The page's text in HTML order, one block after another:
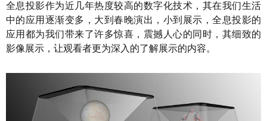
全息投影作为近几年热度较高的数字化技术，其在我们生活
中的应用逐渐变多，大到春晚演出，小到展示，全息投影的
应用都为我们带来了许多惊喜，震撼人心的同时，其细致的
影像展示，让观看者更为深入的了解展示的内容。
问题解答
百科知识